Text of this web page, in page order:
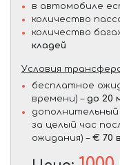
в автомобиле
количество
количество
кладей
Условия
бесплатное
времени) – до 20
за целый час
ожидания) – € 70